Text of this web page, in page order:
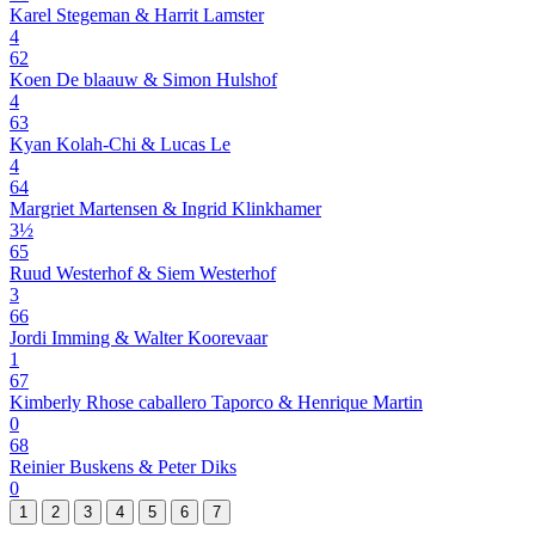
Karel Stegeman & Harrit Lamster
4
62
Koen De blaauw & Simon Hulshof
4
63
Kyan Kolah-Chi & Lucas Le
4
64
Margriet Martensen & Ingrid Klinkhamer
3½
65
Ruud Westerhof & Siem Westerhof
3
66
Jordi Imming & Walter Koorevaar
1
67
Kimberly Rhose caballero Taporco & Henrique Martin
0
68
Reinier Buskens & Peter Diks
0
1 2 3 4 5 6 7